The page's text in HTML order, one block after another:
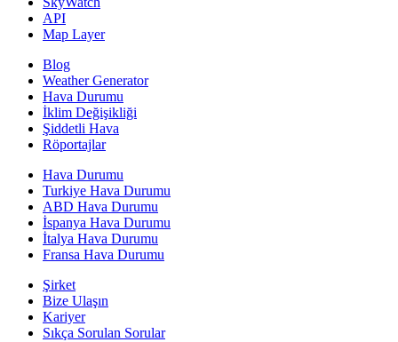
API
Map Layer
Blog
Weather Generator
Hava Durumu
İklim Değişikliği
Şiddetli Hava
Röportajlar
Hava Durumu
Turkiye Hava Durumu
ABD Hava Durumu
İspanya Hava Durumu
İtalya Hava Durumu
Fransa Hava Durumu
Şirket
Bize Ulaşın
Kariyer
Sıkça Sorulan Sorular